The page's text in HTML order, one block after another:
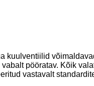
kuulventiilid
pööratav. Kõik
vastavalt